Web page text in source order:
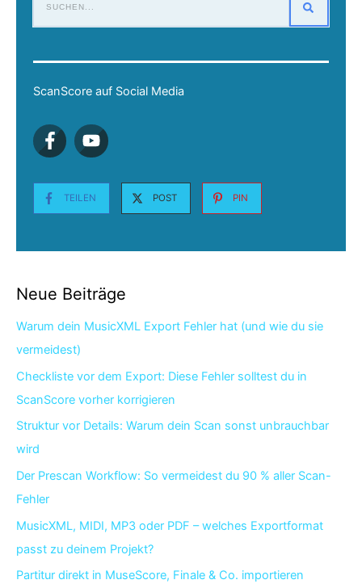
ScanScore auf Social Media
TEILEN POST PIN
Neue Beiträge
Warum dein MusicXML Export Fehler hat (und wie du sie
vermeidest)
Checkliste vor dem Export: Diese Fehler solltest du in
ScanScore vorher korrigieren
Struktur vor Details: Warum dein Scan sonst unbrauchbar
wird
Der Prescan Workflow: So vermeidest du 90 % aller Scan-
Fehler
MusicXML, MIDI, MP3 oder PDF – welches Exportformat
passt zu deinem Projekt?
Partitur direkt in MuseScore, Finale & Co. importieren